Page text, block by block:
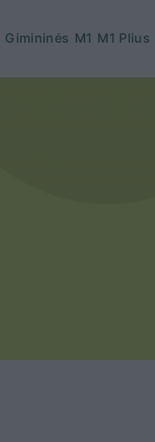
Gimininės M1 M1 Plius